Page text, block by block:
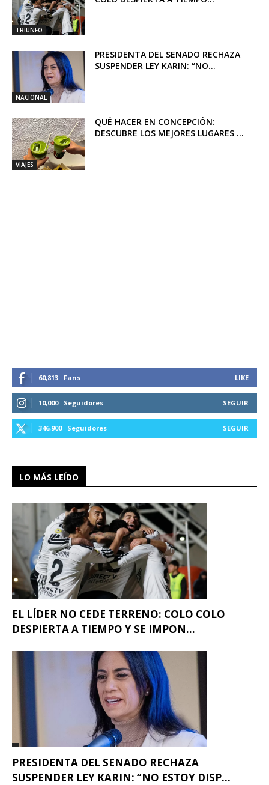
TRIUNFO
NACIONAL
PRESIDENTA DEL SENADO RECHAZA
SUSPENDER LEY KARIN: “NO...
VIAJES
QUÉ HACER EN CONCEPCIÓN:
DESCUBRE LOS MEJORES LUGARES ...
60,813 Fans LIKE
10,000 Seguidores SEGUIR
346,900 Seguidores SEGUIR
LO MÁS LEÍDO
EL LÍDER NO CEDE TERRENO: COLO COLO
DESPIERTA A TIEMPO Y SE IMPON...
PRESIDENTA DEL SENADO RECHAZA
SUSPENDER LEY KARIN: “NO ESTOY DISP...